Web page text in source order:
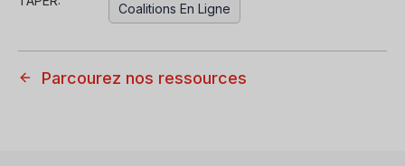
Coalitions En Ligne
Parcourez nos ressources